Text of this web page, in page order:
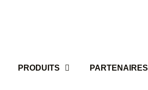
PRODUITS PARTENAIRES